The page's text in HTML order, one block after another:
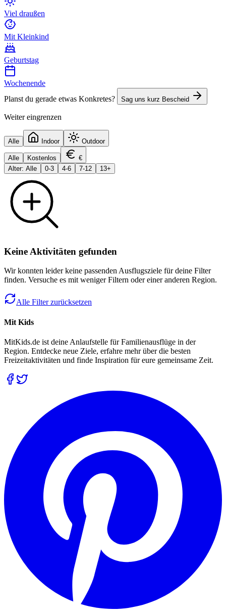
Viel draußen
Mit Kleinkind
Geburtstag
Wochenende
Planst du gerade etwas Konkretes?
Sag uns kurz Bescheid
Weiter eingrenzen
Alle Indoor Outdoor
Alle Kostenlos
€
Alter: Alle
0-3 4-6 7-12 13+
Keine Aktivitäten gefunden
Wir konnten leider keine passenden Ausflugsziele für deine Filter
finden. Versuche es mit weniger Filtern oder einer anderen Region.
Alle Filter zurücksetzen
Mit Kids
MitKids.de ist deine Anlaufstelle für Familienausflüge in der
Region. Entdecke neue Ziele, erfahre mehr über die besten
Freizeitaktivitäten und finde Inspiration für eure gemeinsame Zeit.